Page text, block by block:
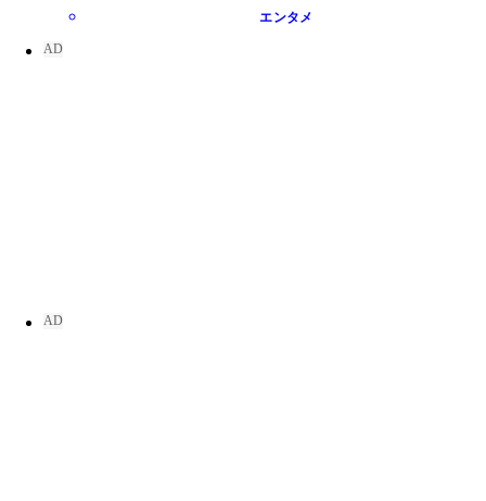
エンタメ